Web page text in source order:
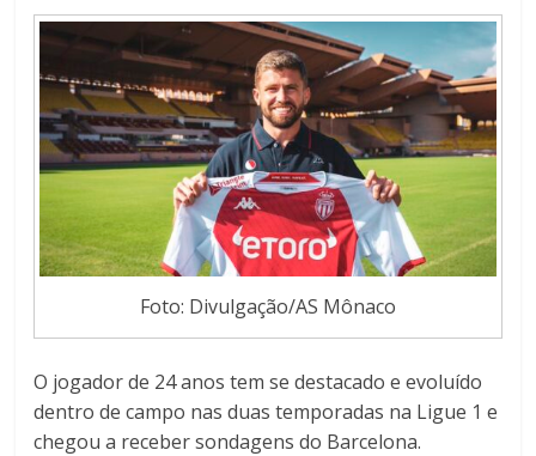
Foto: Divulgação/AS Mônaco
O jogador de 24 anos tem se destacado e evoluído
dentro de campo nas duas temporadas na Ligue 1 e
chegou a receber sondagens do Barcelona.